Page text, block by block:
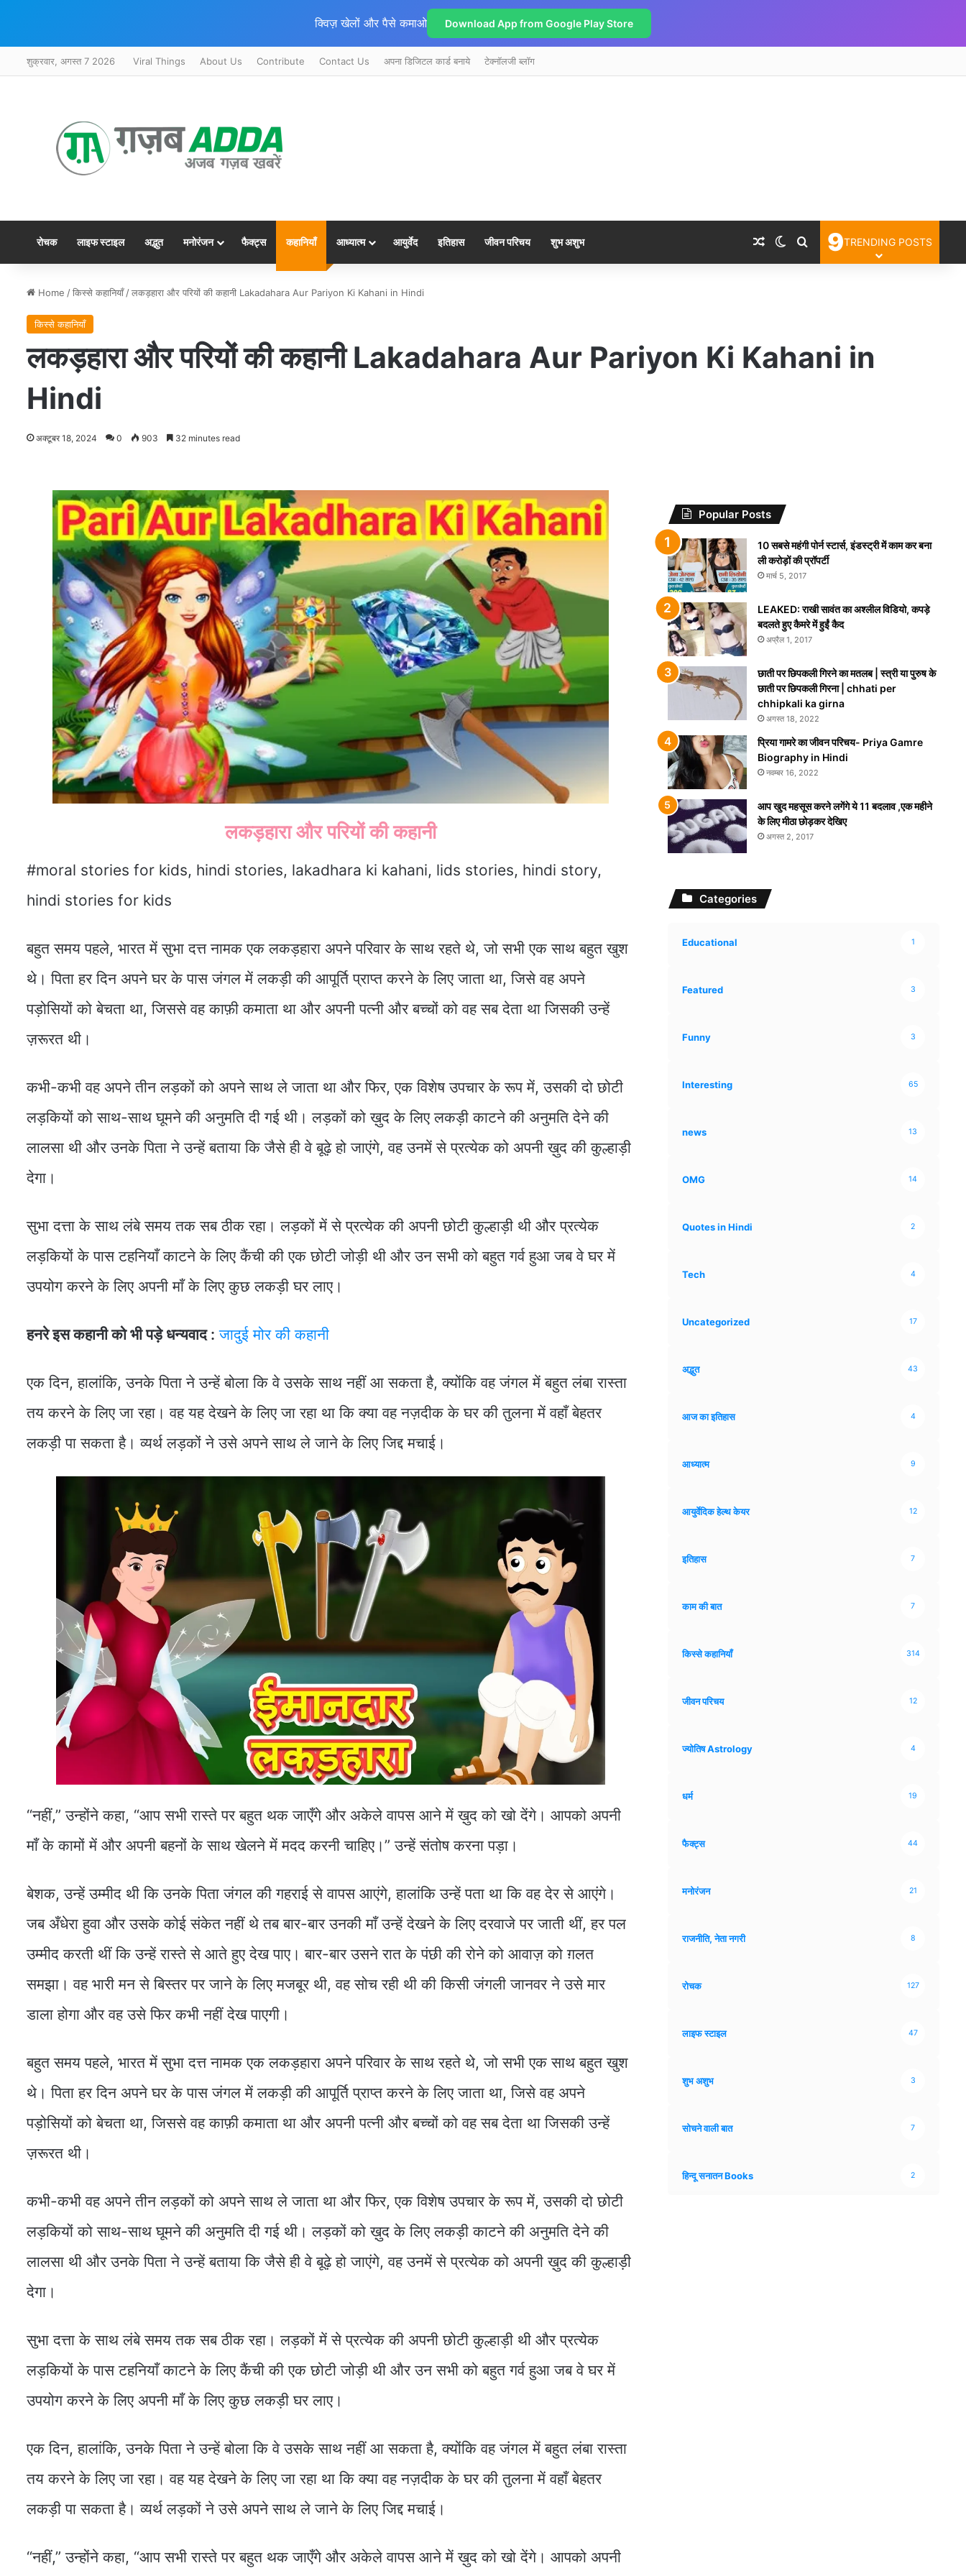
क्विज़ खेलों और पैसे कमाओ Download App from Google Play Store
शुक्रवार, अगस्त 7 2026 Viral Things About Us Contribute Contact Us अपना डिजिटल कार्ड बनाये टेक्नॉलजी ब्लॉग
रोचक लाइफ स्टाइल अद्भुत मनोरंजन फैक्ट्स कहानियाँ आध्यात्म आयुर्वेद इतिहास जीवन परिचय शुभ अशुभ Random Article
Switch skin
Search for
9TRENDING POSTS
Home /किस्से कहानियाँ /लकड़हारा और परियों की कहानी Lakadahara Aur Pariyon Ki Kahani in Hindi
किस्से कहानियाँ
लकड़हारा और परियों की कहानी Lakadahara Aur Pariyon Ki Kahani in
Hindi
अक्टूबर 18, 2024 0 903 32 minutes read
लकड़हारा और परियों की कहानी
#moral stories for kids, hindi stories, lakadhara ki kahani, lids stories, hindi story,
hindi stories for kids
बहुत समय पहले, भारत में सुभा दत्त नामक एक लकड़हारा अपने परिवार के साथ रहते थे, जो सभी एक साथ बहुत खुश
थे। पिता हर दिन अपने घर के पास जंगल में लकड़ी की आपूर्ति प्राप्त करने के लिए जाता था, जिसे वह अपने
पड़ोसियों को बेचता था, जिससे वह काफ़ी कमाता था और अपनी पत्नी और बच्चों को वह सब देता था जिसकी उन्हें
ज़रूरत थी।
कभी-कभी वह अपने तीन लड़कों को अपने साथ ले जाता था और फिर, एक विशेष उपचार के रूप में, उसकी दो छोटी
लड़कियों को साथ-साथ घूमने की अनुमति दी गई थी। लड़कों को ख़ुद के लिए लकड़ी काटने की अनुमति देने की
लालसा थी और उनके पिता ने उन्हें बताया कि जैसे ही वे बूढ़े हो जाएंगे, वह उनमें से प्रत्येक को अपनी ख़ुद की कुल्हाड़ी
देगा।
सुभा दत्ता के साथ लंबे समय तक सब ठीक रहा। लड़कों में से प्रत्येक की अपनी छोटी कुल्हाड़ी थी और प्रत्येक
लड़कियों के पास टहनियाँ काटने के लिए कैंची की एक छोटी जोड़ी थी और उन सभी को बहुत गर्व हुआ जब वे घर में
उपयोग करने के लिए अपनी माँ के लिए कुछ लकड़ी घर लाए।
हनरे इस कहानी को भी पड़े धन्यवाद : जादुई मोर की कहानी
एक दिन, हालांकि, उनके पिता ने उन्हें बोला कि वे उसके साथ नहीं आ सकता है, क्योंकि वह जंगल में बहुत लंबा रास्ता
तय करने के लिए जा रहा। वह यह देखने के लिए जा रहा था कि क्या वह नज़दीक के घर की तुलना में वहाँ बेहतर
लकड़ी पा सकता है। व्यर्थ लड़कों ने उसे अपने साथ ले जाने के लिए जिद्द मचाई।
“नहीं,” उन्होंने कहा, “आप सभी रास्ते पर बहुत थक जाएँगे और अकेले वापस आने में ख़ुद को खो देंगे। आपको अपनी
माँ के कामों में और अपनी बहनों के साथ खेलने में मदद करनी चाहिए।” उन्हें संतोष करना पड़ा।
बेशक, उन्हें उम्मीद थी कि उनके पिता जंगल की गहराई से वापस आएंगे, हालांकि उन्हें पता था कि वह देर से आएंगे।
जब अँधेरा हुवा और उसके कोई संकेत नहीं थे तब बार-बार उनकी माँ उन्हें देखने के लिए दरवाजे पर जाती थीं, हर पल
उम्मीद करती थीं कि उन्हें रास्ते से आते हुए देख पाए। बार-बार उसने रात के पंछी की रोने को आवाज़ को ग़लत
समझा। वह भारी मन से बिस्तर पर जाने के लिए मजबूर थी, वह सोच रही थी की किसी जंगली जानवर ने उसे मार
डाला होगा और वह उसे फिर कभी नहीं देख पाएगी।
बहुत समय पहले, भारत में सुभा दत्त नामक एक लकड़हारा अपने परिवार के साथ रहते थे, जो सभी एक साथ बहुत खुश
थे। पिता हर दिन अपने घर के पास जंगल में लकड़ी की आपूर्ति प्राप्त करने के लिए जाता था, जिसे वह अपने
पड़ोसियों को बेचता था, जिससे वह काफ़ी कमाता था और अपनी पत्नी और बच्चों को वह सब देता था जिसकी उन्हें
ज़रूरत थी।
कभी-कभी वह अपने तीन लड़कों को अपने साथ ले जाता था और फिर, एक विशेष उपचार के रूप में, उसकी दो छोटी
लड़कियों को साथ-साथ घूमने की अनुमति दी गई थी। लड़कों को ख़ुद के लिए लकड़ी काटने की अनुमति देने की
लालसा थी और उनके पिता ने उन्हें बताया कि जैसे ही वे बूढ़े हो जाएंगे, वह उनमें से प्रत्येक को अपनी ख़ुद की कुल्हाड़ी
देगा।
सुभा दत्ता के साथ लंबे समय तक सब ठीक रहा। लड़कों में से प्रत्येक की अपनी छोटी कुल्हाड़ी थी और प्रत्येक
लड़कियों के पास टहनियाँ काटने के लिए कैंची की एक छोटी जोड़ी थी और उन सभी को बहुत गर्व हुआ जब वे घर में
उपयोग करने के लिए अपनी माँ के लिए कुछ लकड़ी घर लाए।
एक दिन, हालांकि, उनके पिता ने उन्हें बोला कि वे उसके साथ नहीं आ सकता है, क्योंकि वह जंगल में बहुत लंबा रास्ता
तय करने के लिए जा रहा। वह यह देखने के लिए जा रहा था कि क्या वह नज़दीक के घर की तुलना में वहाँ बेहतर
लकड़ी पा सकता है। व्यर्थ लड़कों ने उसे अपने साथ ले जाने के लिए जिद्द मचाई।
“नहीं,” उन्होंने कहा, “आप सभी रास्ते पर बहुत थक जाएँगे और अकेले वापस आने में ख़ुद को खो देंगे। आपको अपनी
Popular Posts
10 सबसे महंगी पोर्न स्टार्स, इंडस्ट्री में काम कर बना
ली करोड़ों की प्रॉपर्टी
मार्च 5, 2017
LEAKED: राखी सावंत का अश्लील विडियो, कपड़े
बदलते हुए कैमरे में हुईं कैद
अप्रैल 1, 2017
छाती पर छिपकली गिरने का मतलब | स्त्री या पुरुष के
छाती पर छिपकली गिरना | chhati per
chhipkali ka girna
अगस्त 18, 2022
प्रिया गामरे का जीवन परिचय- Priya Gamre
Biography in Hindi
नवम्बर 16, 2022
आप खुद महसूस करने लगेंगे ये 11 बदलाव ,एक महीने
के लिए मीठा छोड़कर देखिए
अगस्त 2, 2017
Categories
Educational 1
Featured 3
Funny 3
Interesting 65
news 13
OMG 14
Quotes in Hindi 2
Tech 4
Uncategorized 17
अद्भुत 43
आज का इतिहास 4
आध्यात्म 9
आयुर्वेदिक हेल्थ केयर 12
इतिहास 7
काम की बात 7
किस्से कहानियाँ 314
जीवन परिचय 12
ज्योतिष Astrology 4
धर्म 19
फैक्ट्स 44
मनोरंजन 21
राजनीति, नेता नगरी 8
रोचक 127
लाइफ स्टाइल 47
शुभ अशुभ 3
सोचने वाली बात 7
हिन्दू सनातन Books 2